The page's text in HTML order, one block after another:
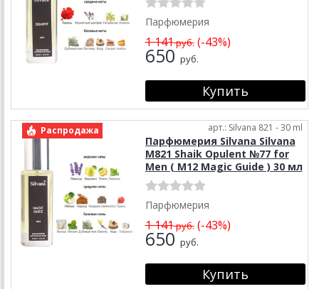
Парфюмерия
1 141руб.(-43%)
650 руб.
Распродажа арт.: Silvana 821 - 30 ml
Парфюмерия Silvana Silvana
M821 Shaik Opulent №77 for
Men ( М12 Magic Guide ) 30 мл
Парфюмерия
1 141руб.(-43%)
650 руб.